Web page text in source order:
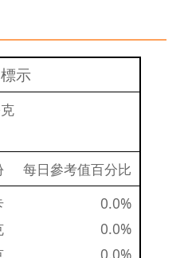
示
每日參考值百分比
0.0%
0.0%
0.0%